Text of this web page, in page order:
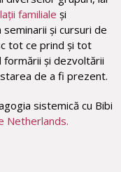
familiale și
și cursuri de
tot ce prind și tot
formării și dezvoltării
de a fi prezent.
sistemică cu Bibi
Netherlands.